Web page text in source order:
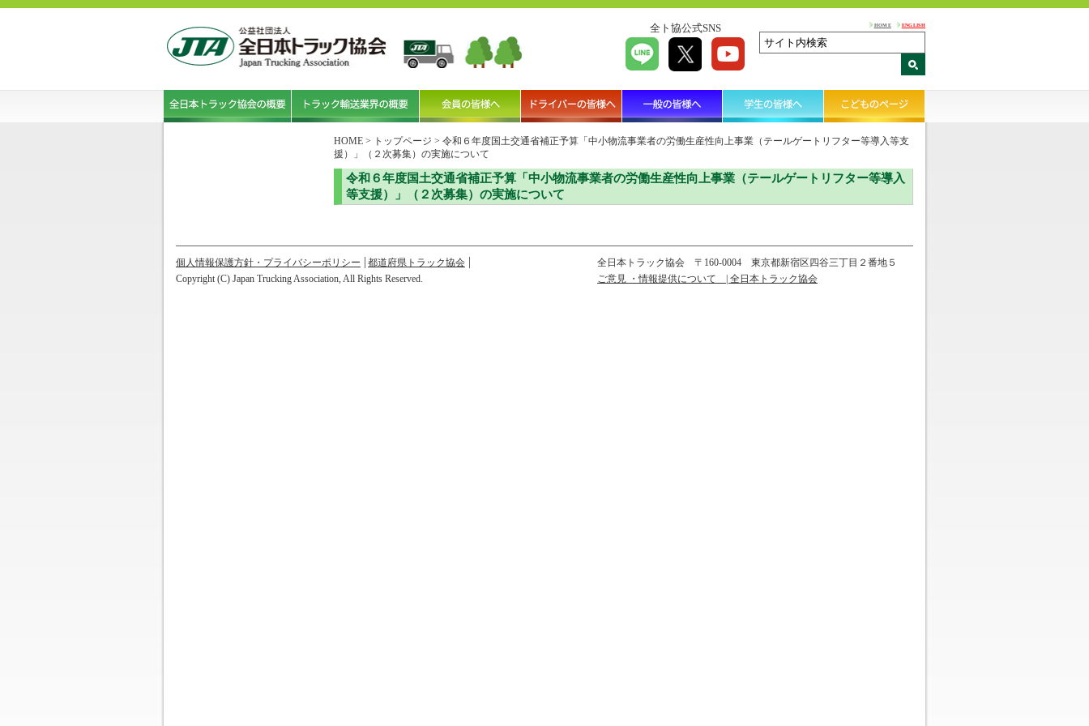
全ト協公式SNS HOME ENGLISH
HOME > トップページ > 令和６年度国土交通省補正予算「中小物流事業者の労働生産性向上事業（テールゲートリフター等導入等支
援）」（２次募集）の実施について
令和６年度国土交通省補正予算「中小物流事業者の労働生産性向上事業（テールゲートリフター等導入
等支援）」（２次募集）の実施について
個人情報保護方針・プライバシーポリシー 都道府県トラック協会 全日本トラック協会 〒160-0004 東京都新宿区四谷三丁目２番地５
ご意見 ・情報提供について | 全日本トラック協会
Copyright (C) Japan Trucking Association, All Rights Reserved.